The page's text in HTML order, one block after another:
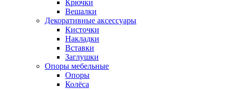
Крючки
Вешалки
Декоративные аксессуары
Кисточки
Накладки
Вставки
Заглушки
Опоры мебельные
Опоры
Колёса